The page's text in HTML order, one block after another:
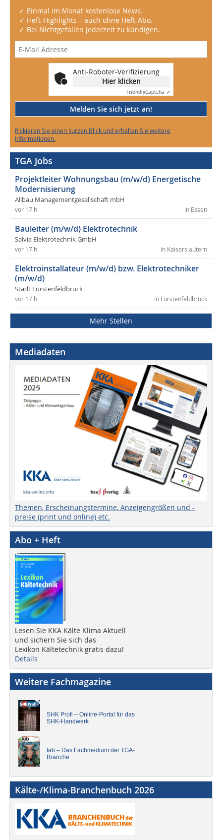
✓ Einmal im Monat kostenlose News.
✓ Heft-Highlights – auch ohne Heft-Abo.
✓ Bei Nichtgefallen jederzeit zu kündigen.
Anti-Roboter-Verifizierung
Hier klicken
FriendlyCaptcha ⇗
Melden Sie sich jetzt an!
Riskieren Sie einen kurzen Blick und erhalten Sie weitere
Informationen.
TGA Jobs
Projektleiter Wohnungsbau (m/w/d) Energetische
Modernisierung
Allbau Managementgesellschaft mbH
in Essen
vor 17 h
Bauleiter (m/w/d) Elektrotechnik
Salvia Elektrotechnik GmbH
in Kaiserslautern
vor 17 h
Elektroinstallateur (m/w/d) bzw. Elektrotechniker
(m/w/d)
Stadt Fürstenfeldbruck
in Fürstenfeldbruck
vor 17 h
Mehr Stellen
Mediadaten
Themen, Erscheinungstermine, Anzeigengrößen und -
preise (print und online) etc.
Abo + Heft
Lesen Sie KKA Kälte Klima Aktuell
und sichern Sie sich das
Lexikon Kältetechnik gratis dazu!
Details
Weitere Fachmagazine
SHK Profi – Online-Portal für das
SHK-Handwerk
tab – Das Fachmedium der TGA-
Branche
Kälte-/Klima-Branchenbuch 2026